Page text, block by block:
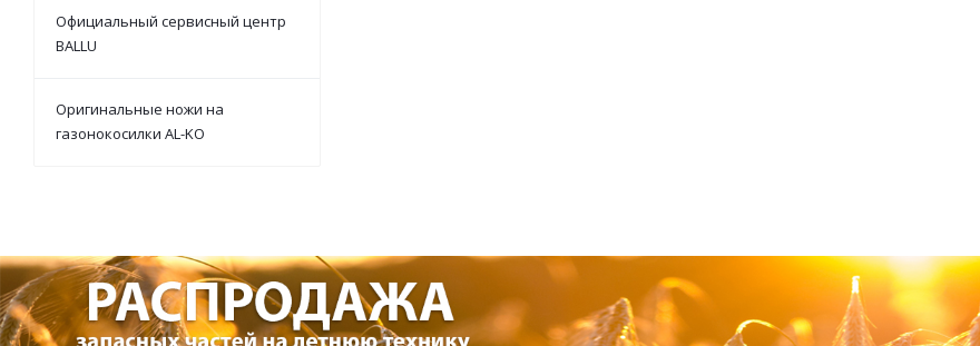
Официальный сервисный центр
BALLU
Оригинальные ножи на
газонокосилки AL-KO